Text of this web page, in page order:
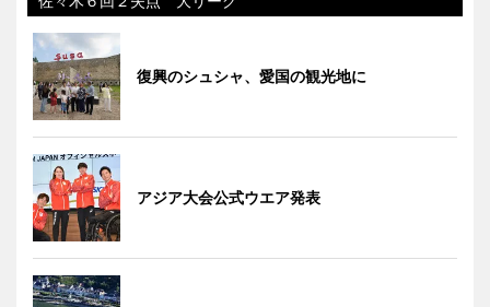
復興のシュシャ、愛国の観光地に
アジア大会公式ウエア発表